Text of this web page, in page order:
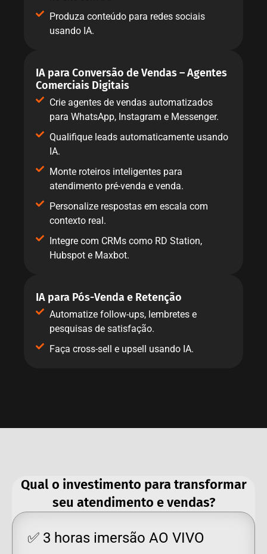
Produza conteúdo para redes sociais
usando IA.
IA para Conversão de Vendas – Agentes
Comerciais Digitais
Crie agentes de vendas automatizados
para WhatsApp, Instagram e Messenger.
Qualifique leads automaticamente usando
IA.
Monte roteiros inteligentes para
atendimento pré-venda e venda.
Personalize respostas em escala com
contexto real.
Integre com CRMs como RD Station,
Hubspot e Maxbot.
IA para Pós-Venda e Retenção
Automatize follow-ups, lembretes e
pesquisas de satisfação.
Faça cross-sell e upsell usando IA.
Qual o investimento para transformar
seu atendimento e vendas?
✅ 3 horas imersão AO VIVO